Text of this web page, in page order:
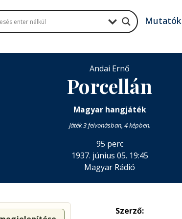
Mutatók
Andai Ernő
Porcellán
Magyar hangjáték
Játék 3 felvonásban, 4 képben.
95 perc
1937. június 05. 19:45
Magyar Rádió
Szerző: